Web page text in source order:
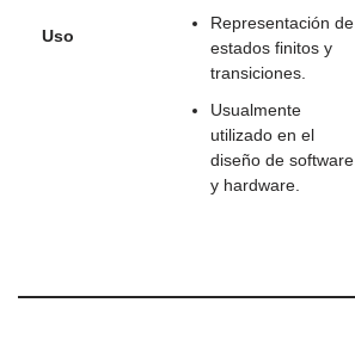
Uso
Representación de
estados finitos y
transiciones.
Usualmente
utilizado en el
diseño de software
y hardware.